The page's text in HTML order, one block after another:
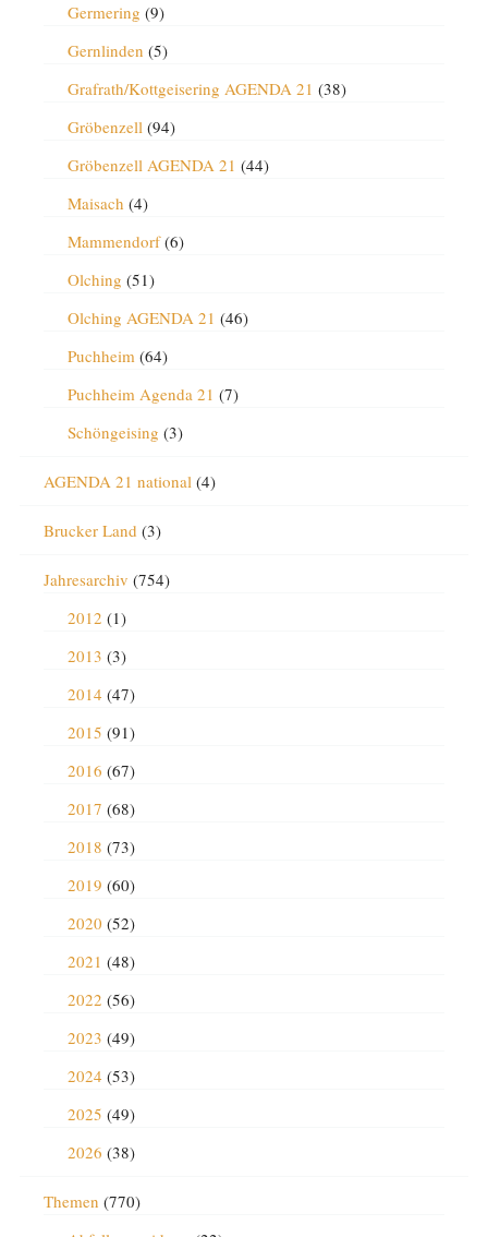
Germering (9)
Gernlinden (5)
Grafrath/Kottgeisering AGENDA 21 (38)
Gröbenzell(94)
Gröbenzell AGENDA 21 (44)
Maisach (4)
Mammendorf(6)
Olching (51)
Olching AGENDA 21 (46)
Puchheim(64)
Puchheim Agenda 21 (7)
Schöngeising (3)
AGENDA 21 national(4)
Brucker Land (3)
Jahresarchiv (754)
2012 (1)
2013 (3)
2014 (47)
2015 (91)
2016 (67)
2017 (68)
2018 (73)
2019 (60)
2020 (52)
2021 (48)
2022 (56)
2023 (49)
2024 (53)
2025 (49)
2026 (38)
Themen (770)